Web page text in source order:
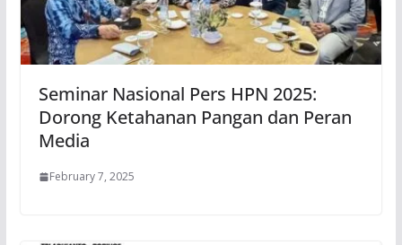
Seminar Nasional Pers HPN 2025:
Dorong Ketahanan Pangan dan Peran
Media
February 7, 2025